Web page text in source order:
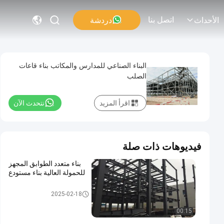
الأحداث اتصل بنا دردشة
البناء الصناعي للمدارس والمكاتب بناء قاعات
الصلب
نتحدث الآن اقرأ المزيد
فيديوهات ذات صلة
00:15
بناء متعدد الطوابق المجهز
للحمولة العالية بناء مستودع
مبنى متعدد الطوابق2025-02-18